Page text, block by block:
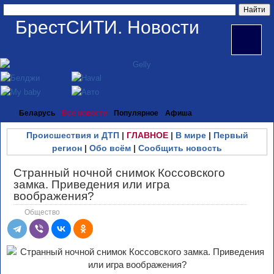
БрестСИТИ. Новости
Беларусь Все новости Популярное Афиша
Происшествия и ДТП| ГЛАВНОЕ| В мире| Первый
регион | Обо всём | Сообщить новость
Странный ночной снимок Коссовского
замка. Приведения или игра
воображения?
Общество